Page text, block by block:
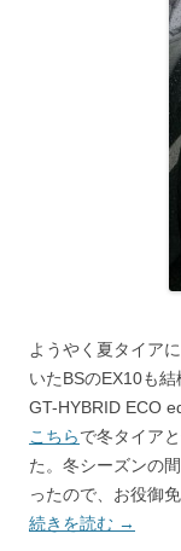
ようやく夏タイア
いたBSのEX10も
GT-HYBRID ECO
こちらで冬タイア
た。冬シーズンの
ったので、お役御
続きを読む →